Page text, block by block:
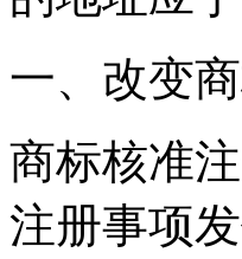
一、改变
商标核准
注册事项